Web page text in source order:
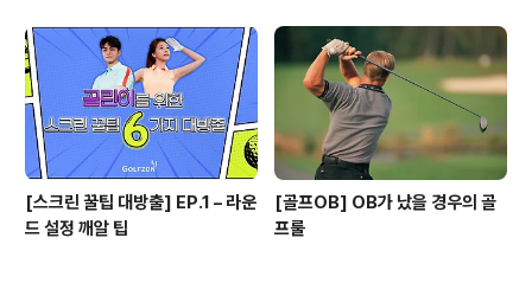
[스크린 꿀팁 대방출] EP.1 – 라운
드 설정 깨알 팁
[골프OB] OB가 났을 경우의 골
프룰